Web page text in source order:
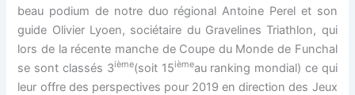
beau podium de notre duo régional Antoine Perel et son
guide Olivier Lyoen, sociétaire du Gravelines Triathlon, qui
lors de la récente manche de Coupe du Monde de Funchal
se sont classés 3ième(soit 15ièmeau ranking mondial) ce qui
leur offre des perspectives pour 2019 en direction des Jeux